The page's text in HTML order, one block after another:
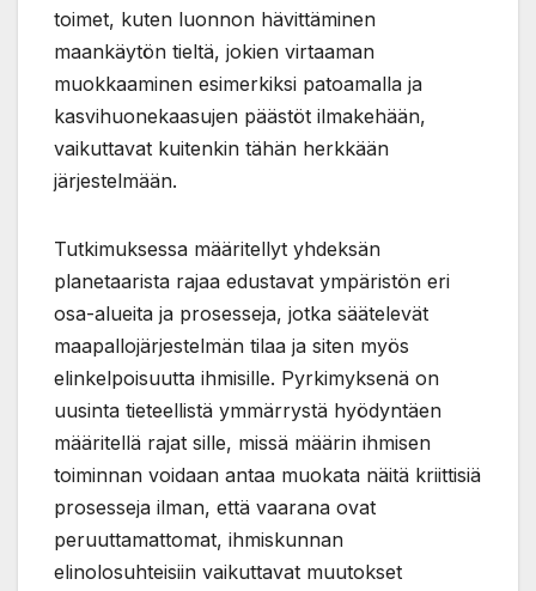
toimet, kuten luonnon hävittäminen
maankäytön tieltä, jokien virtaaman
muokkaaminen esimerkiksi patoamalla ja
kasvihuonekaasujen päästöt ilmakehään,
vaikuttavat kuitenkin tähän herkkään
järjestelmään.
Tutkimuksessa määritellyt yhdeksän
planetaarista rajaa edustavat ympäristön eri
osa-alueita ja prosesseja, jotka säätelevät
maapallojärjestelmän tilaa ja siten myös
elinkelpoisuutta ihmisille. Pyrkimyksenä on
uusinta tieteellistä ymmärrystä hyödyntäen
määritellä rajat sille, missä määrin ihmisen
toiminnan voidaan antaa muokata näitä kriittisiä
prosesseja ilman, että vaarana ovat
peruuttamattomat, ihmiskunnan
elinolosuhteisiin vaikuttavat muutokset